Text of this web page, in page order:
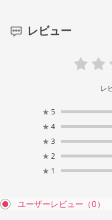
レビュー
レ
★ 5
★ 4
★ 3
★ 2
★ 1
ユーザーレビュー （0）